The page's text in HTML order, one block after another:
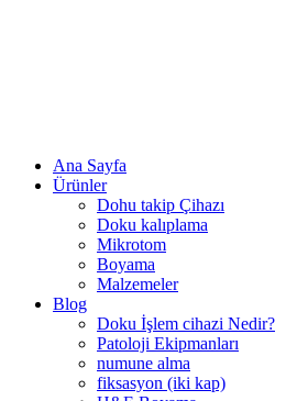
Ana Sayfa
Ürünler
Dohu takip Çihazı
Doku kalıplama
Mikrotom
Boyama
Malzemeler
Blog
Doku İşlem cihazi Nedir?
Patoloji Ekipmanları
numune alma
fiksasyon (iki kap)